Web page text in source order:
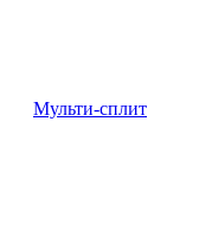
Мульти-сплит